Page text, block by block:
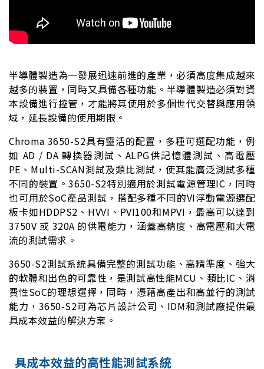
半導體製造為一發展迅速前進的產業，必須高度集成越來
越多的裝置，同時又具備各種功能。半導體製造必須對資
本設備進行控管，才能將其使用於多個世代交替與應用領
域，延長設備的使用期限。
Chroma 3650-S2具有靈活的配置，多種可選配功能，例
如 AD / DA 轉換器測試、ALPG供記憶體測試、高電壓
PE、Multi-SCAN測試及類比測試，使其能廣泛測試多種
不同的裝置。3650-S2特別適用於測試電源管理IC，同時
也可用於SoC產品測試，搭配多種不同的VI浮動電源選配
板卡如HDDPS2、HVVI、PVI100和MPVI，最高可以達到
3750V 或 320A 的供電能力，涵蓋高精度、高電壓和大電
流的測試需求。
3650-S2測試系統具備完整的測試功能、高精準度、強大
的軟體和出色的可靠性，是測試高性能MCU、類比IC、消
費性SoC的理想選擇，同時，憑藉高產出和高並行的測試
能力，3650-S2可為芯片設計公司、IDM和測試廠提供最
具成本效益的解決方案。
具成本效益的高性能測試系統